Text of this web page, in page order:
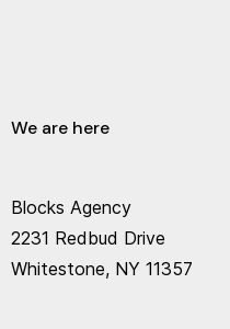
We are here
Blocks Agency
2231 Redbud Drive
Whitestone, NY 11357